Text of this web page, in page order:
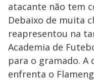
atacante não tem
Debaixo de muita
reapresentou na
Academia de
para o gramado. A
enfrenta o